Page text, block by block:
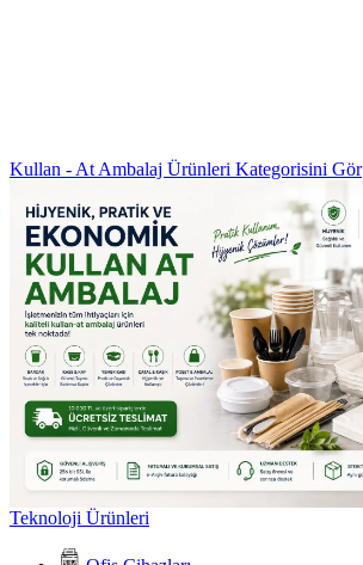
Kullan - At Ambalaj Ürünleri Kategorisini Gör
Teknoloji Ürünleri